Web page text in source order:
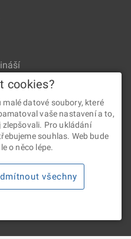
• Informace jsou poskytovány
o svobodném přístupu
cookies?
malé datové soubory, které
vaše nastavení a to,
zlepšovali. Pro ukládání
souhlas. Web bude
o něco lépe.
všechny